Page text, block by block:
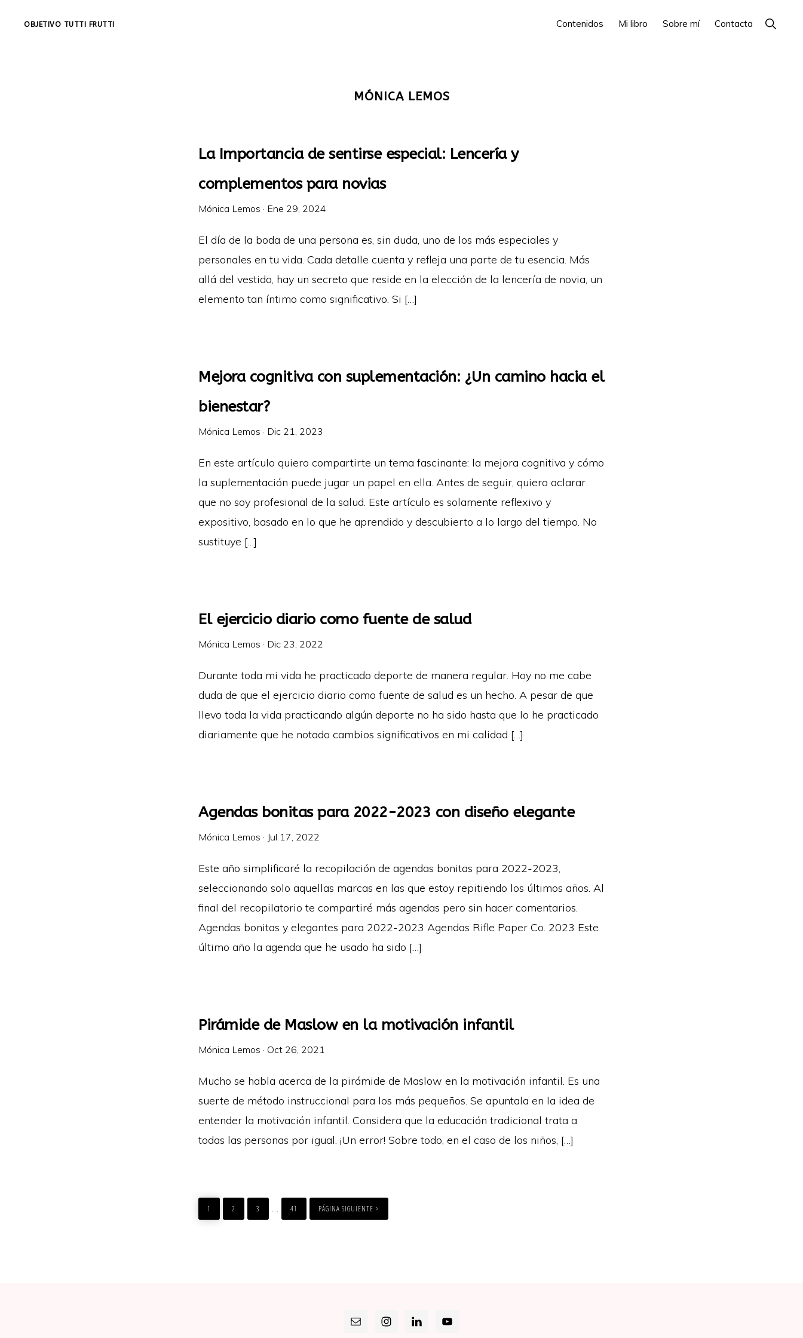
OBJETIVO TUTTI FRUTTI Contenidos Mi libro Sobre mí Contacta Show
Search
MÓNICA LEMOS
La Importancia de sentirse especial: Lencería y
complementos para novias
Mónica Lemos · Ene 29, 2024
El día de la boda de una persona es, sin duda, uno de los más especiales y
personales en tu vida. Cada detalle cuenta y refleja una parte de tu esencia. Más
allá del vestido, hay un secreto que reside en la elección de la lencería de novia, un
elemento tan íntimo como significativo. Si […]
Mejora cognitiva con suplementación: ¿Un camino hacia el
bienestar?
Mónica Lemos · Dic 21, 2023
En este artículo quiero compartirte un tema fascinante: la mejora cognitiva y cómo
la suplementación puede jugar un papel en ella. Antes de seguir, quiero aclarar
que no soy profesional de la salud. Este artículo es solamente reflexivo y
expositivo, basado en lo que he aprendido y descubierto a lo largo del tiempo. No
sustituye […]
El ejercicio diario como fuente de salud
Mónica Lemos · Dic 23, 2022
Durante toda mi vida he practicado deporte de manera regular. Hoy no me cabe
duda de que el ejercicio diario como fuente de salud es un hecho. A pesar de que
llevo toda la vida practicando algún deporte no ha sido hasta que lo he practicado
diariamente que he notado cambios significativos en mi calidad […]
Agendas bonitas para 2022-2023 con diseño elegante
Mónica Lemos · Jul 17, 2022
Este año simplificaré la recopilación de agendas bonitas para 2022-2023,
seleccionando solo aquellas marcas en las que estoy repitiendo los últimos años. Al
final del recopilatorio te compartiré más agendas pero sin hacer comentarios.
Agendas bonitas y elegantes para 2022-2023 Agendas Rifle Paper Co. 2023 Este
último año la agenda que he usado ha sido […]
Pirámide de Maslow en la motivación infantil
Mónica Lemos · Oct 26, 2021
Mucho se habla acerca de la pirámide de Maslow en la motivación infantil. Es una
suerte de método instruccional para los más pequeños. Se apuntala en la idea de
entender la motivación infantil. Considera que la educación tradicional trata a
todas las personas por igual. ¡Un error! Sobre todo, en el caso de los niños, […]
PAGE
1
PAGE
2
PAGE
3
Interim
…
PAGE
41
PÁGINA SIGUIENTE >